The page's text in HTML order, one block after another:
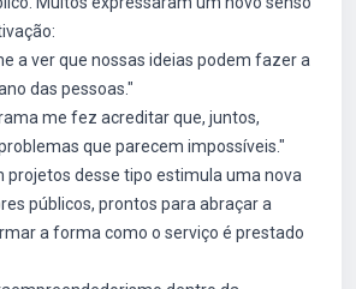
a ver que nossas ideias podem fazer a
das pessoas."
me fez acreditar que, juntos,
que parecem impossíveis."
projetos desse tipo estimula uma nova
públicos, prontos para abraçar a
a forma como o serviço é prestado